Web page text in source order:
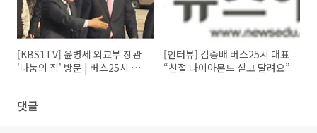
[KBS1TV] 윤병세 외교부 장관
'나눔의 집' 방문 | 버스25시 참
[인터뷰] 김중배 버스25시 대표
“친절 다이아몬드 싣고 달려요”
댓글